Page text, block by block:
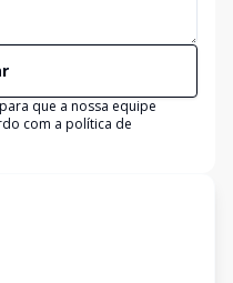
que a nossa equipe
com a política de